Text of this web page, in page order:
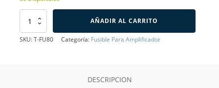
Fusible
de
AÑADIR AL CARRITO
SKU:T-FU80 Categoría: Fusible Para Amplificador
DESCRIPCION